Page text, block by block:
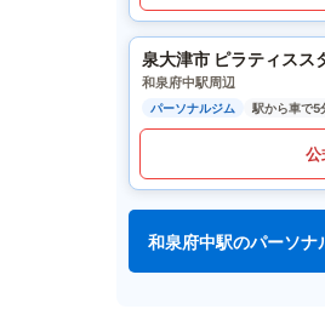
泉大津市 ピラティス
和泉府中駅周辺
パーソナルジム 駅から車で5
公
和泉府中駅のパーソナ